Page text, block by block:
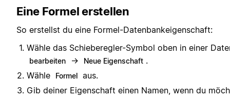
Eine Formel erstellen
So erstellst du eine Formel-Datenbankeigenschaft:
Wähle das Schieberegler-Symbol oben in einer
bearbeiten → Neue Eigenschaft .
Wähle
Formel aus.
Gib deiner Eigenschaft einen Namen, wenn du